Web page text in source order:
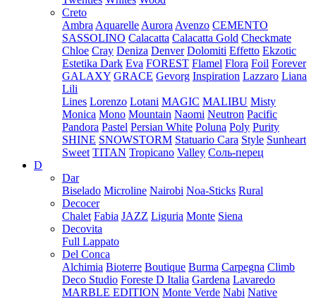
Creto
Ambra Aquarelle Aurora Avenzo CEMENTO
SASSOLINO Calacatta Calacatta Gold Checkmate
Chloe Cray Deniza Denver Dolomiti Effetto Ekzotic
Estetika Dark Eva FOREST Flamel Flora Foil Forever
GALAXY GRACE Gevorg Inspiration Lazzaro Liana
Lili
Lines Lorenzo Lotani MAGIC MALIBU Misty
Monica Mono Mountain Naomi Neutron Pacific
Pandora Pastel Persian White Poluna Poly Purity
SHINE SNOWSTORM Statuario Cara Style Sunheart
Sweet TITAN Tropicano Valley Соль-перец
D
Dar
Biselado Microline Nairobi Noa-Sticks Rural
Decocer
Chalet Fabia JAZZ Liguria Monte Siena
Decovita
Full Lappato
Del Conca
Alchimia Bioterre Boutique Burma Carpegna Climb
Deco Studio Foreste D Italia Gardena Lavaredo
MARBLE EDITION Monte Verde Nabi Native